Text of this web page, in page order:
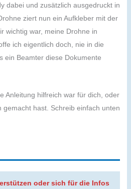
dabei und zusätzlich ausgedruckt in
ziert nun ein Aufkleber mit der
wichtig war, meine Drohne in
ich eigentlich doch, nie in die
ein Beamter diese Dokumente
Anleitung hilfreich war für dich, oder
hast. Schreib einfach unten
oder sich für die Infos